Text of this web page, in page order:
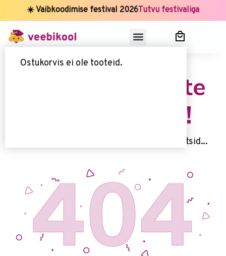
☀️ Vaibkoodimise festival 2026Tutvu festivaliga
Ostukorvis ei ole tooteid.
Uups, seda lehte
kahjuks ei ole!
Kahjuks me ei leidnud 't seda lehte, mida otsid...